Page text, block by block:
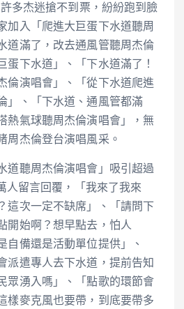
多杰迷搶不到票，紛紛跑到臉
加入「爬進大巨蛋下水道聽周
道滿了，改去通風管聽周杰倫
蛋下水道」、「下水道滿了！
倫演唱會」、「從下水道爬進
」、「下水道、通風管都滿
熱氣球聽周杰倫演唱會」，無
周杰倫登台演唱風采。
道聽周杰倫演唱會」吸引超過
人留言回覆，「我來了我來
這次一定不缺席」、「請問下
開始啊？想早點去，怕人
自備還是活動單位提供」、
派遣專人去下水道，提前告知
眾湧入嗎」、「點歌的環節會
樣麥克風也要帶，到底要帶多